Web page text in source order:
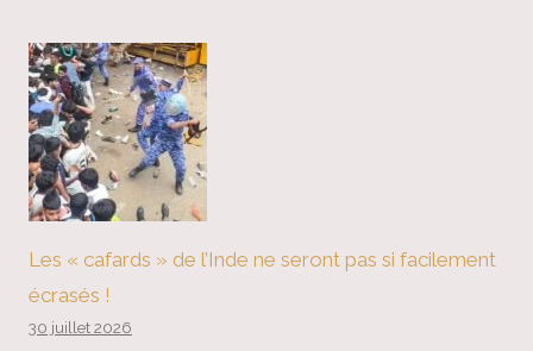
Les « cafards » de l’Inde ne seront pas si facilement
écrasés !
30 juillet 2026